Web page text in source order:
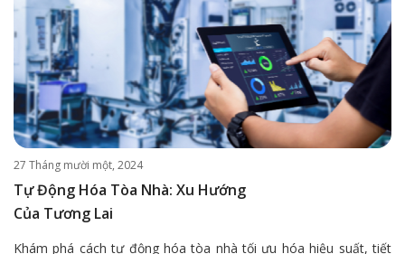
27 Tháng mười một, 2024
Tự Động Hóa Tòa Nhà: Xu Hướng
Của Tương Lai
Khám phá cách tự động hóa tòa nhà tối ưu hóa hiệu suất, tiết